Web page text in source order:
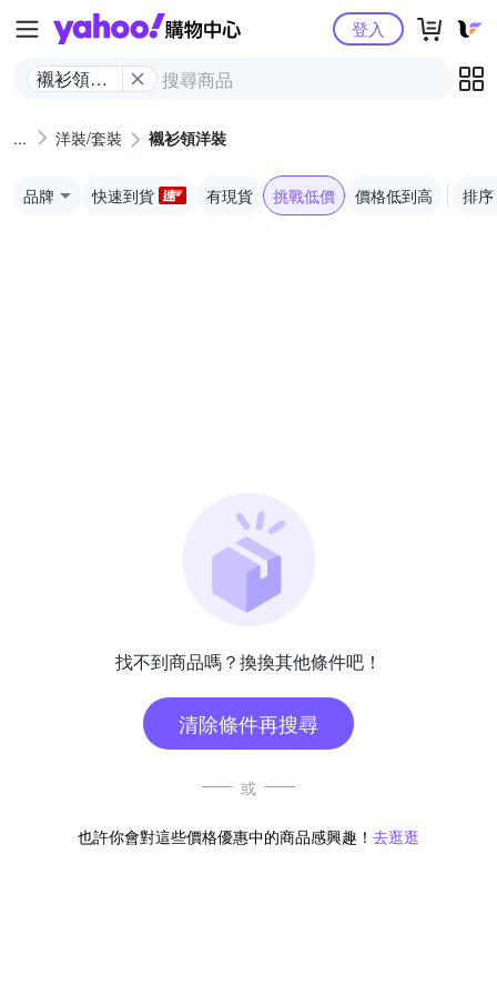
Yahoo購物中心
襯衫領洋
登入
洋裝/套裝 襯衫領洋裝
品牌 快速到貨 有現貨 挑戰低價 價格低到高 排序
找不到商品嗎？換換其他條件吧！
清除條件再搜尋
或
也許你會對這些價格優惠中的商品感興趣！ 去逛逛